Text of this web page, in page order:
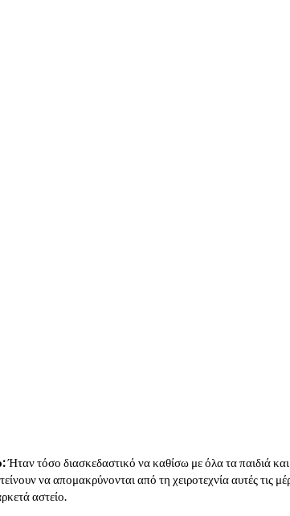
Ήταν τόσο διασκεδαστικό να καθίσω με όλα τα παιδιά
να απομακρύνονται από τη χειροτεχνία αυτές τις
αστείο.